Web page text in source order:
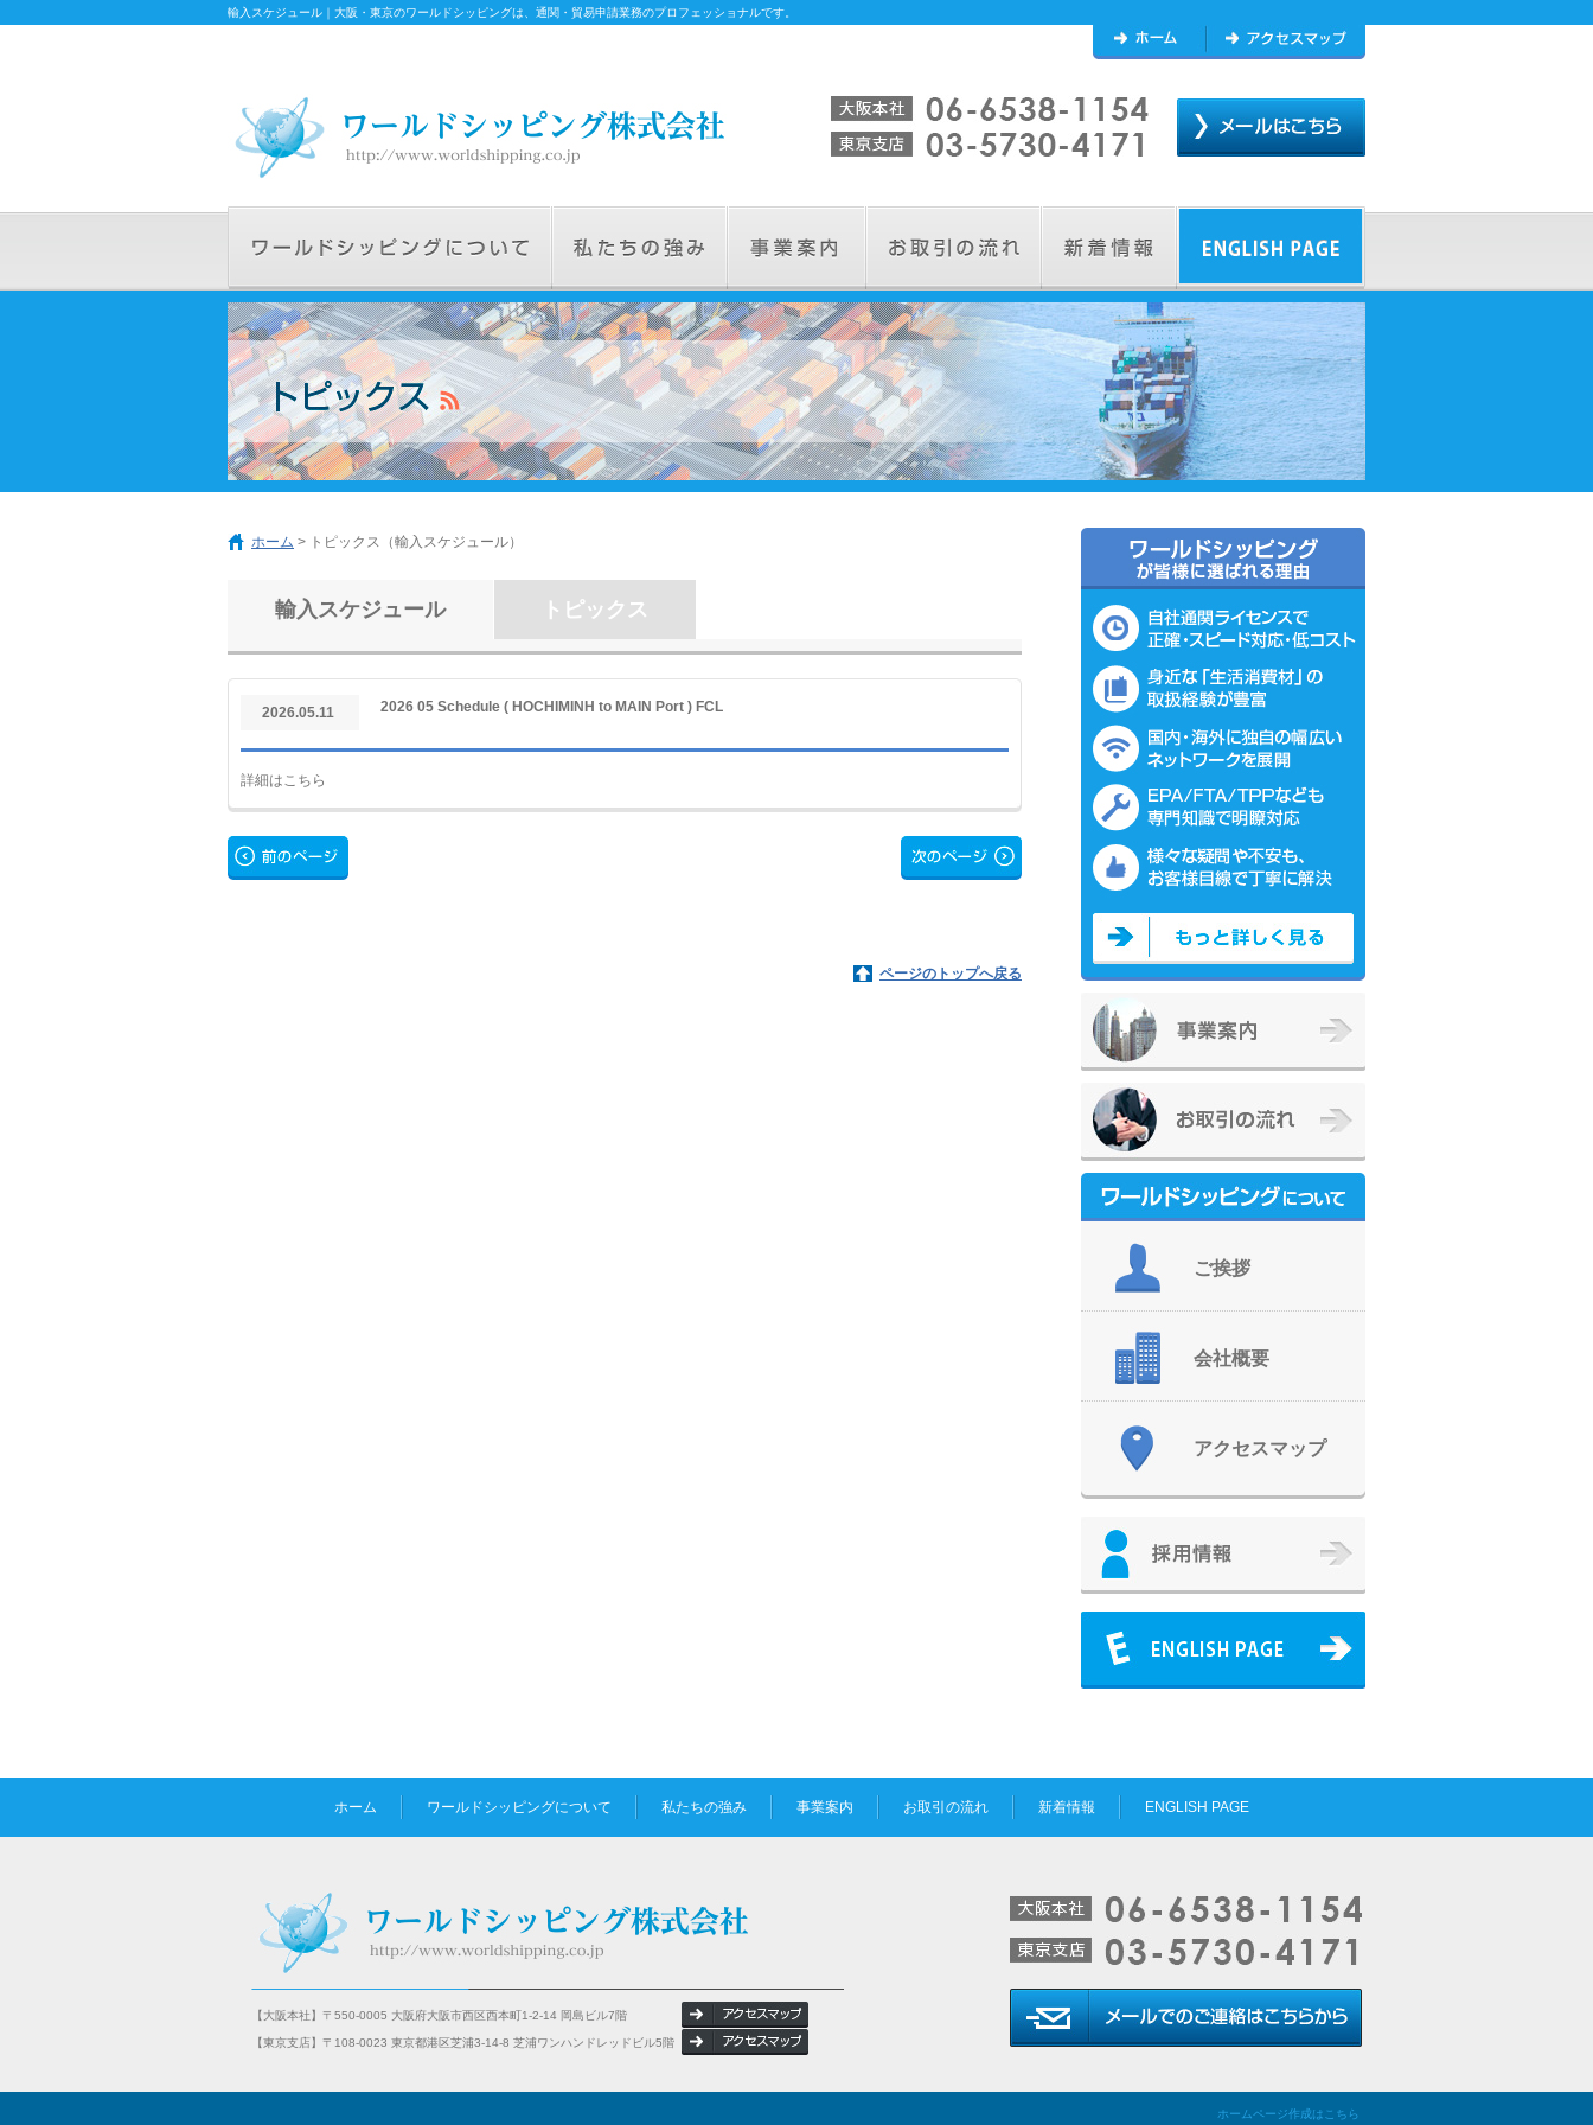
輸入スケジュール｜大阪・東京のワールドシッピングは、通関・貿易申請業務のプロフェッショナルです。
ホーム > トピックス（輸入スケジュール）
輸入スケジュール トピックス
2026.05.11 2026 05 Schedule ( HOCHIMINH to MAIN Port ) FCL
詳細はこちら
ページのトップへ戻る
ご挨拶
会社概要
アクセスマップ
ホーム ワールドシッピングについて 私たちの強み 事業案内 お取引の流れ 新着情報 ENGLISH PAGE
【大阪本社】〒550-0005 大阪府大阪市西区西本町1-2-14 岡島ビル7階
【東京支店】〒108-0023 東京都港区芝浦3-14-8 芝浦ワンハンドレッドビル5階
ホームページ作成はこちら